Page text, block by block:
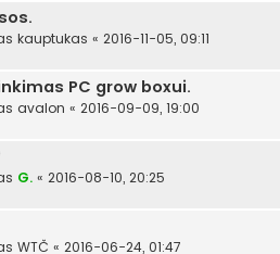
kauptukas « 2016-11-05, 09:11
PC grow boxui.
avalon « 2016-09-09, 19:00
G. « 2016-08-10, 20:25
WTČ « 2016-06-24, 01:47